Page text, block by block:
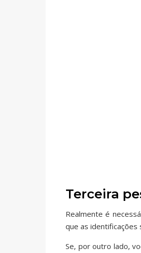
Terceira
Realmente é
que as identificações
Se, por outro lado,